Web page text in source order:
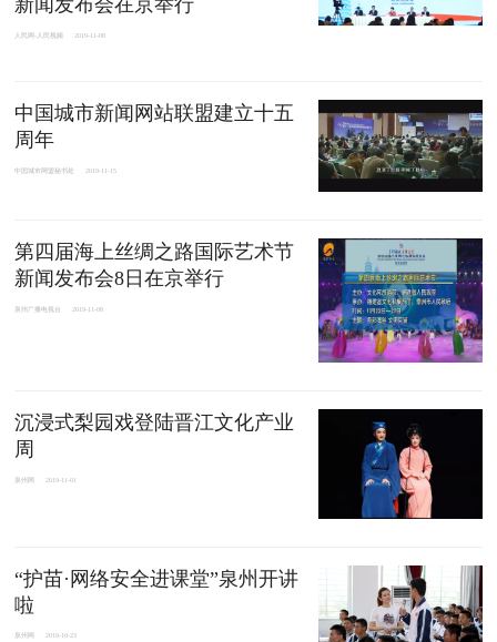
新闻发布会在京举行
人民网-人民视频 2019-11-08
中国城市新闻网站联盟建立十五
周年
中国城市网盟秘书处 2019-11-15
第四届海上丝绸之路国际艺术节
新闻发布会8日在京举行
泉州广播电视台 2019-11-08
沉浸式梨园戏登陆晋江文化产业
周
泉州网 2019-11-01
“护苗·网络安全进课堂”泉州开讲
啦
泉州网 2019-10-23